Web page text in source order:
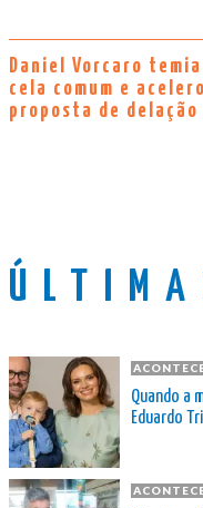
Daniel Vorcaro
cela comum e
proposta de delação
Quando a
Eduardo